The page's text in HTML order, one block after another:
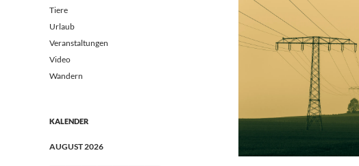
Tiere
Urlaub
Veranstaltungen
Video
Wandern
KALENDER
AUGUST 2026